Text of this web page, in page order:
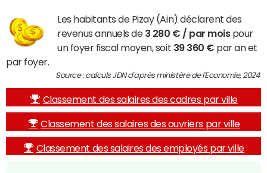
Les habitants de Pizay (Ain) déclarent des
revenus annuels de 3 280 € / par moispour
un foyer fiscal moyen, soit 39 360 € par an et
par foyer.
Source : calculs JDN d'après ministère de l'Economie, 2024
Classement des salaires des cadres par ville
Classement des salaires des ouvriers par ville
Classement des salaires des employés par ville